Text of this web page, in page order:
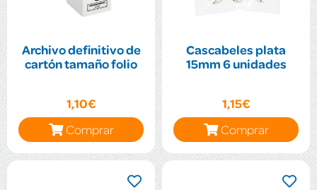
Archivo definitivo de
cartón tamaño folio
1,10€
Comprar
Cascabeles plata
15mm 6 unidades
1,15€
Comprar